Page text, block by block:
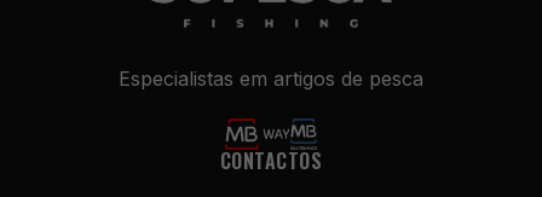
Especialistas em artigos de pesca
CONTACTOS